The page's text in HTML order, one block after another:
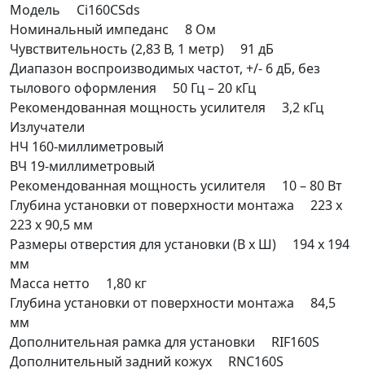
Модель Ci160CSds
Номинальный импеданс 8 Ом
Чувствительность (2,83 В, 1 метр) 91 дБ
Диапазон воспроизводимых частот, +/- 6 дБ, без
тылового оформления 50 Гц – 20 кГц
Рекомендованная мощность усилителя 3,2 кГц
Излучатели
НЧ 160-миллиметровый
ВЧ 19-миллиметровый
Рекомендованная мощность усилителя 10 – 80 Вт
Глубина установки от поверхности монтажа 223 x
223 x 90,5 мм
Размеры отверстия для установки (В х Ш) 194 x 194
мм
Масса нетто 1,80 кг
Глубина установки от поверхности монтажа 84,5
мм
Дополнительная рамка для установки RIF160S
Дополнительный задний кожух RNC160S